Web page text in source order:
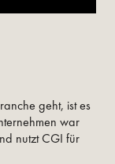
geht, ist es
war
nutzt CGI für